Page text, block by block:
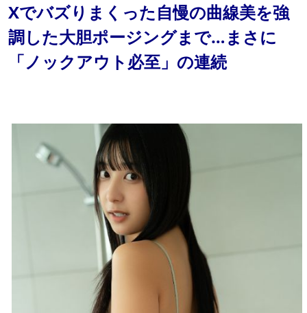
Xでバズりまくった自慢の曲線美を強
調した大胆ポージングまで…まさに
「ノックアウト必至」の連続